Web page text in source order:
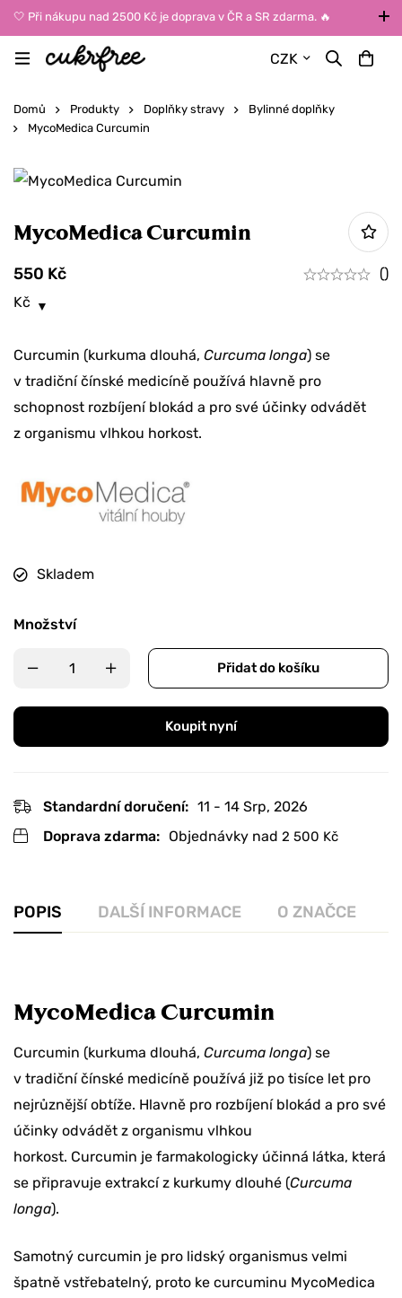
🤍 Při nákupu nad 2500 Kč je doprava v ČR a SR zdarma. 🔥
UPOZORNĚNÍ: Během léta vybírejte dopravu kurýrem nebo do Z-
BOXů umístěných uvnitř budov. Reklamace zboží způsobené
CZK
Domů Produkty Doplňky stravy
Bylinné doplňky
MycoMedica Curcumin
MycoMedica Curcumin
550 Kč
()
Kč
Curcumin (kurkuma dlouhá, Curcuma longa) se
v tradiční čínské medicíně používá hlavně pro
schopnost rozbíjení blokád a pro své účinky odvádět
z organismu vlhkou horkost.
Skladem
Množství
Přidat do košíku
Koupit nyní
Standardní doručení: 11 - 14 Srp, 2026
Doprava zdarma: Objednávky nad 2 500 Kč
POPIS DALŠÍ INFORMACE O ZNAČCE
MycoMedica Curcumin
Curcumin (kurkuma dlouhá, Curcuma longa) se
v tradiční čínské medicíně používá již po tisíce let pro
nejrůznější obtíže. Hlavně pro rozbíjení blokád a pro své
účinky odvádět z organismu vlhkou
horkost. Curcumin je farmakologicky účinná látka, která
se připravuje extrakcí z kurkumy dlouhé (Curcuma
longa).
Samotný curcumin je pro lidský organismus velmi
špatně vstřebatelný, proto ke curcuminu MycoMedica